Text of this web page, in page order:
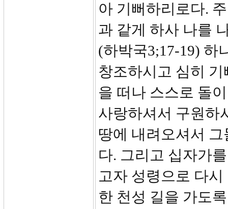
아 기뻐하리로다.
과 같게 하사 나를
(하박국3;17-19) 하
창조하시고 심히
을 떠나 스스로 돌
사랑하셔서 구원하
땅에 내려오셔서
다. 그리고 십자가
고자 성령으로 다
한 천성 길을 가도